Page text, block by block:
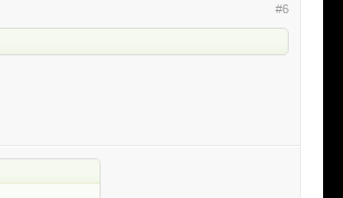
#6